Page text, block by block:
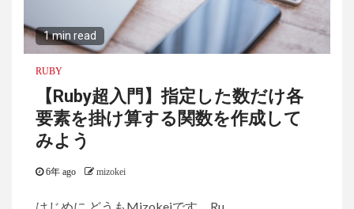
1 min read
RUBY
【Ruby超入門】指定した数だけ各
要素を掛け算する関数を作成して
みよう
6年 ago mizokei